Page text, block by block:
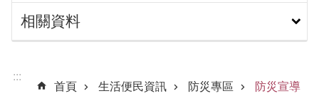
相關資料
:::
首頁
生活便民資訊 防災專區 防災宣導